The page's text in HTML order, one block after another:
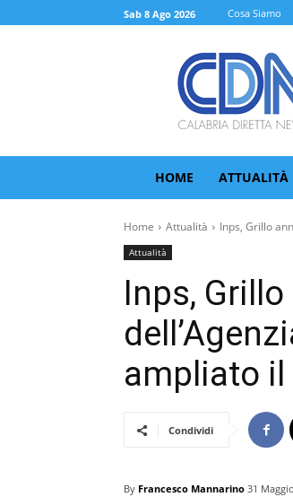
Sab 8 Ago 2026 Cosa Siamo
HOME ATTUALITÀ
Home Attualità Inps, Grillo
Attualità
Inps,
ampliato
Condividi
By Francesco Mannarino 31